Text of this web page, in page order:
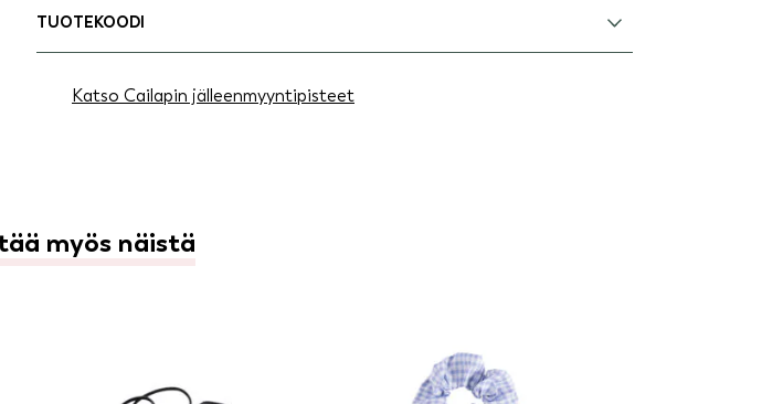
TUOTEKOODI
Katso Cailapin jälleenmyyntipisteet
myös näistä